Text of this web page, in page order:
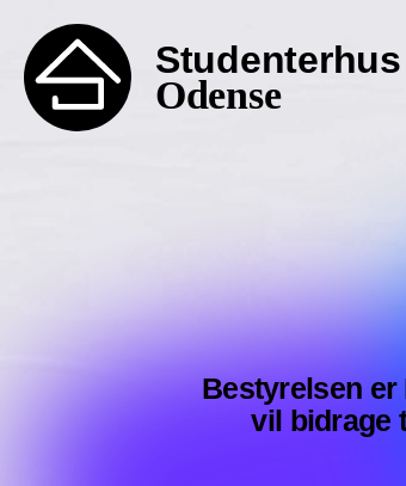
Studenterhus
Odense
Bestyrelsen
vil bidrage